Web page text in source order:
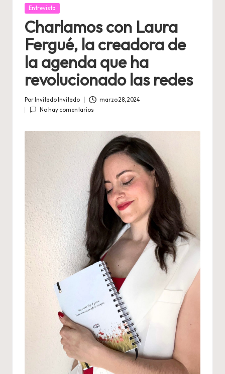
Publicada
Entrevista
Charlamos con Laura
Fergué, la creadora de
la agenda que ha
revolucionado las redes
por
Por Invitado Invitado
marzo 28, 2024
No hay comentarios